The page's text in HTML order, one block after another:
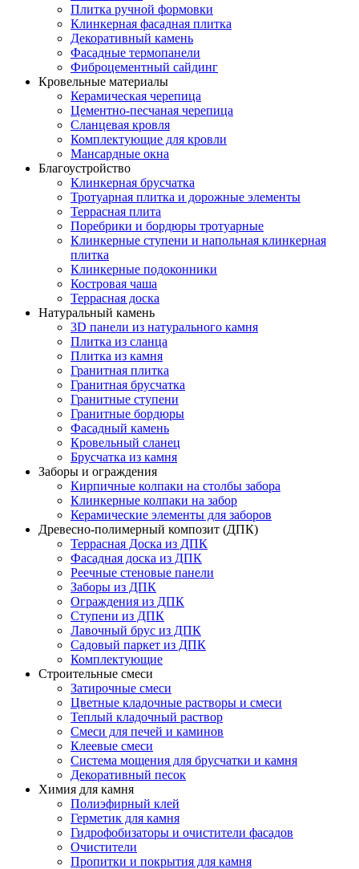
Плитка ручной формовки
Клинкерная фасадная плитка
Декоративный камень
Фасадные термопанели
Фиброцементный сайдинг
Кровельные материалы
Керамическая черепица
Цементно-песчаная черепица
Сланцевая кровля
Комплектующие для кровли
Мансардные окна
Благоустройство
Клинкерная брусчатка
Тротуарная плитка и дорожные элементы
Террасная плита
Поребрики и бордюры тротуарные
Клинкерные ступени и напольная клинкерная
плитка
Клинкерные подоконники
Костровая чаша
Террасная доска
Натуральный камень
3D панели из натурального камня
Плитка из сланца
Плитка из камня
Гранитная плитка
Гранитная брусчатка
Гранитные ступени
Гранитные бордюры
Фасадный камень
Кровельный сланец
Брусчатка из камня
Заборы и ограждения
Кирпичные колпаки на столбы забора
Клинкерные колпаки на забор
Керамические элементы для заборов
Древесно-полимерный композит (ДПК)
Террасная Доска из ДПК
Фасадная доска из ДПК
Реечные стеновые панели
Заборы из ДПК
Ограждения из ДПК
Ступени из ДПК
Лавочный брус из ДПК
Садовый паркет из ДПК
Комплектующие
Строительные смеси
Затирочные смеси
Цветные кладочные растворы и смеси
Теплый кладочный раствор
Смеси для печей и каминов
Клеевые смеси
Система мощения для брусчатки и камня
Декоративный песок
Химия для камня
Полиэфирный клей
Герметик для камня
Гидрофобизаторы и очистители фасадов
Очистители
Пропитки и покрытия для камня